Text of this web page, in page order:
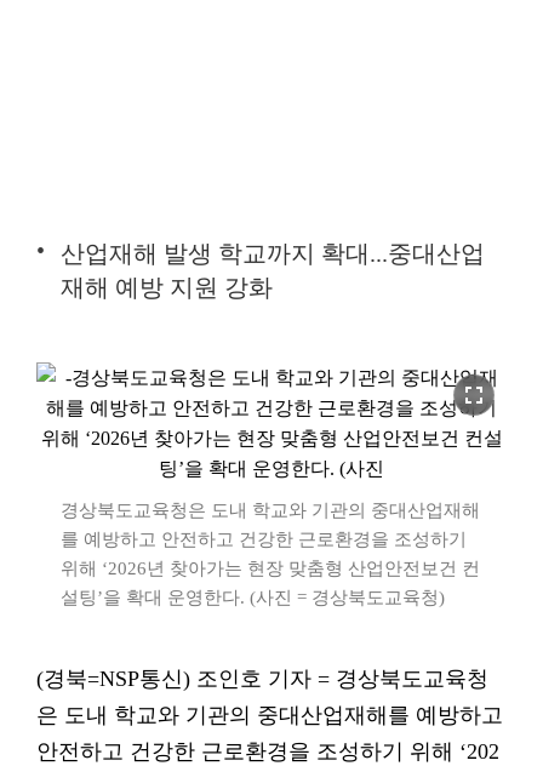
산업재해 발생 학교까지 확대...중대산업
재해 예방 지원 강화
fullscreen
경상북도교육청은 도내 학교와 기관의 중대산업재해
를 예방하고 안전하고 건강한 근로환경을 조성하기
위해 ‘2026년 찾아가는 현장 맞춤형 산업안전보건 컨
설팅’을 확대 운영한다. (사진 = 경상북도교육청)
(경북=NSP통신) 조인호 기자 = 경상북도교육청
은 도내 학교와 기관의 중대산업재해를 예방하고
안전하고 건강한 근로환경을 조성하기 위해 ‘202